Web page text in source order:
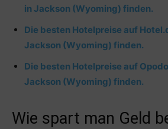
in Jackson (Wyoming) finden.
Die besten Hotelpreise auf
Jackson (Wyoming) finden.
Die besten Hotelpreise auf
Jackson (Wyoming) finden.
Wie spart man Geld